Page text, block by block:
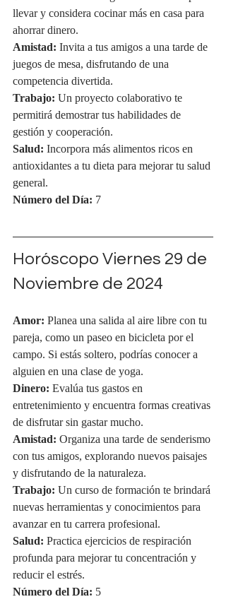
llevar y considera cocinar más en casa para
ahorrar dinero.
Amistad: Invita a tus amigos a una tarde de
juegos de mesa, disfrutando de una
competencia divertida.
Trabajo: Un proyecto colaborativo te
permitirá demostrar tus habilidades de
gestión y cooperación.
Salud: Incorpora más alimentos ricos en
antioxidantes a tu dieta para mejorar tu salud
general.
Número del Día: 7
Horóscopo Viernes 29 de
Noviembre de 2024
Amor: Planea una salida al aire libre con tu
pareja, como un paseo en bicicleta por el
campo. Si estás soltero, podrías conocer a
alguien en una clase de yoga.
Dinero: Evalúa tus gastos en
entretenimiento y encuentra formas creativas
de disfrutar sin gastar mucho.
Amistad: Organiza una tarde de senderismo
con tus amigos, explorando nuevos paisajes
y disfrutando de la naturaleza.
Trabajo: Un curso de formación te brindará
nuevas herramientas y conocimientos para
avanzar en tu carrera profesional.
Salud: Practica ejercicios de respiración
profunda para mejorar tu concentración y
reducir el estrés.
Número del Día: 5